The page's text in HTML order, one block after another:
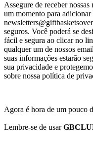
Assegure de receber
um momento para
seguros. Você poderá se
fácil e segura ao clicar no
qualquer um de nossos
suas informações estarão
sua privacidade e
sobre nossa política de
Agora é hora de um pouco
Lembre-se de usar